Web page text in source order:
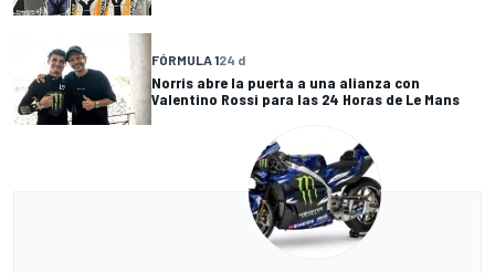
FÓRMULA 124 d
Norris abre la puerta a una alianza con
Valentino Rossi para las 24 Horas de Le Mans